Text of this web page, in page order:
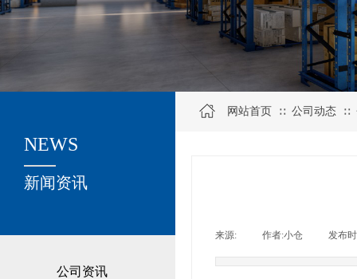
公司资讯
关于我们
新闻资讯
NEWS
网站首页 ∷ 公司动态 ∷
来源: 作者:小仓 发布